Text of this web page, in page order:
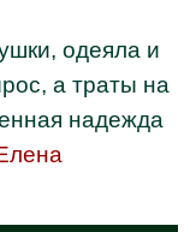
одеяла и
а траты на
надежда